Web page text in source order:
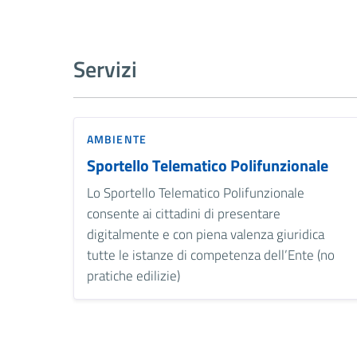
Servizi
AMBIENTE
Sportello Telematico Polifunzionale
Lo Sportello Telematico Polifunzionale
consente ai cittadini di presentare
digitalmente e con piena valenza giuridica
tutte le istanze di competenza dell’Ente (no
pratiche edilizie)